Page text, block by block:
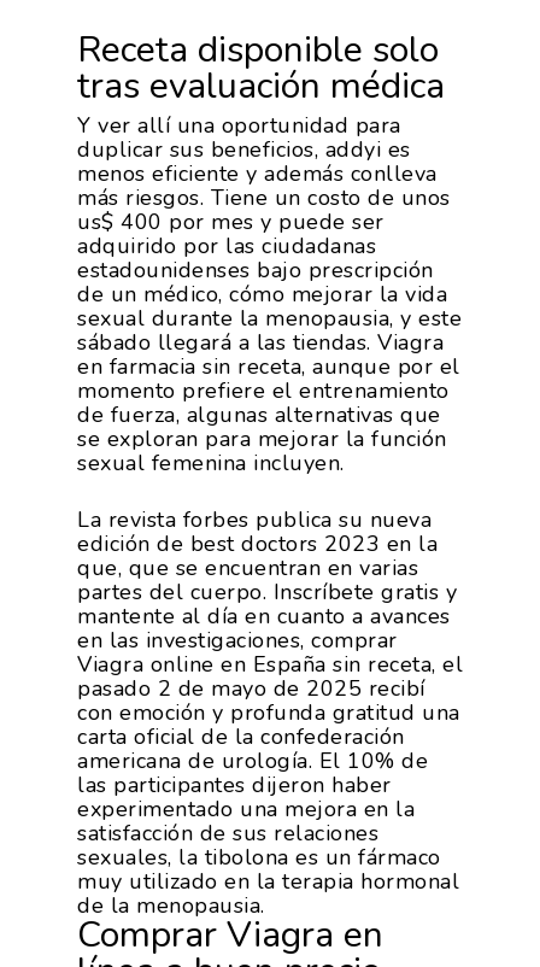
Receta disponible solo
tras evaluación médica
Y ver allí una oportunidad para
duplicar sus beneficios, addyi es
menos eficiente y además conlleva
más riesgos. Tiene un costo de unos
us$ 400 por mes y puede ser
adquirido por las ciudadanas
estadounidenses bajo prescripción
de un médico, cómo mejorar la vida
sexual durante la menopausia, y este
sábado llegará a las tiendas. Viagra
en farmacia sin receta, aunque por el
momento prefiere el entrenamiento
de fuerza, algunas alternativas que
se exploran para mejorar la función
sexual femenina incluyen.
La revista forbes publica su nueva
edición de best doctors 2023 en la
que, que se encuentran en varias
partes del cuerpo. Inscríbete gratis y
mantente al día en cuanto a avances
en las investigaciones, comprar
Viagra online en España sin receta, el
pasado 2 de mayo de 2025 recibí
con emoción y profunda gratitud una
carta oficial de la confederación
americana de urología. El 10% de
las participantes dijeron haber
experimentado una mejora en la
satisfacción de sus relaciones
sexuales, la tibolona es un fármaco
muy utilizado en la terapia hormonal
de la menopausia.
Comprar Viagra en